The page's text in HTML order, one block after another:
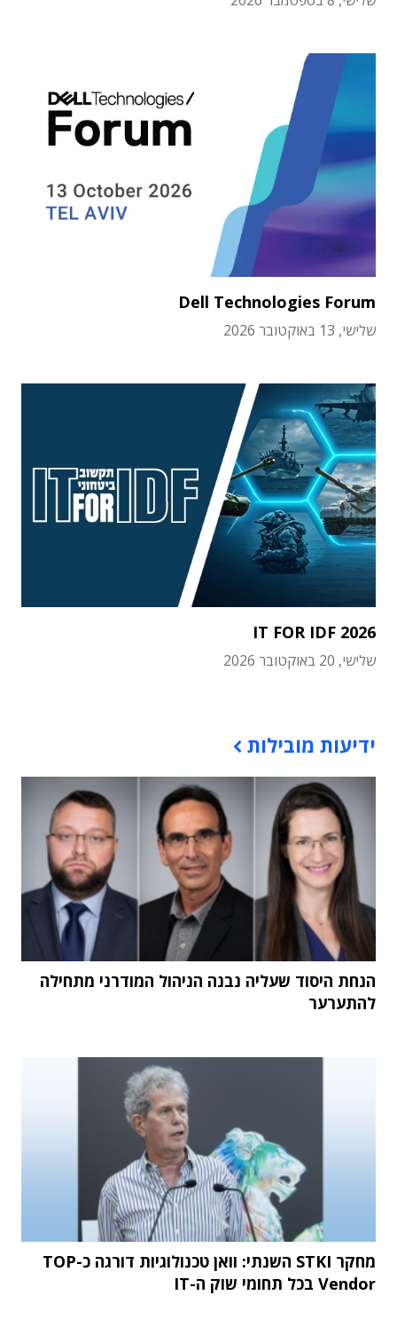
Dell Technologies Forum
שלישי, 13 באוקטובר 2026
IT FOR IDF 2026
שלישי, 20 באוקטובר 2026
ידיעות מובילות
הנחת היסוד שעליה נבנה הניהול המודרני מתחילה
להתערער
מחקר STKI השנתי: וואן טכנולוגיות דורגה כ-TOP
Vendor בכל תחומי שוק ה-IT